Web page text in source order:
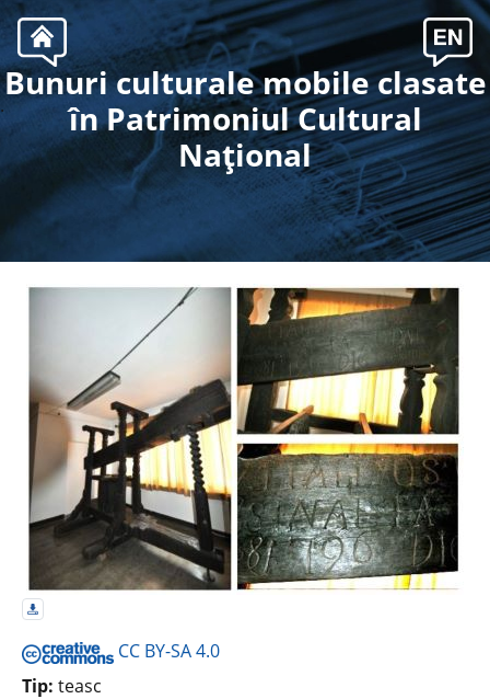
.
Bunuri culturale mobile clasate
în Patrimoniul Cultural
Naţional
CC BY-SA 4.0
Tip: teasc